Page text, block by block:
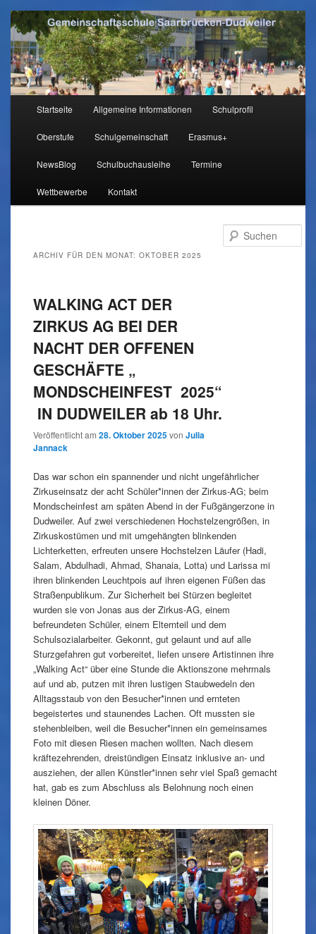
Zum
Inhalt
wechseln
Zum
sekundären
Inhalt
Startseite Allgemeine Informationen Schulprofil
Oberstufe Schulgemeinschaft Erasmus+
NewsBlog Schulbuchausleihe Termine
Wettbewerbe Kontakt
ARCHIV FÜR DEN MONAT: OKTOBER 2025
WALKING ACT DER
ZIRKUS AG BEI DER
NACHT DER OFFENEN
GESCHÄFTE „
MONDSCHEINFEST 2025“
IN DUDWEILER ab 18 Uhr.
Veröffentlicht am 28. Oktober 2025von Julia
Jannack
Das war schon ein spannender und nicht ungefährlicher
Zirkuseinsatz der acht Schüler*innen der Zirkus-AG; beim
Mondscheinfest am späten Abend in der Fußgängerzone in
Dudweiler. Auf zwei verschiedenen Hochstelzengrößen, in
Zirkuskostümen und mit umgehängten blinkenden
Lichterketten, erfreuten unsere Hochstelzen Läufer (Hadi,
Salam, Abdulhadi, Ahmad, Shanaia, Lotta) und Larissa mi
ihren blinkenden Leuchtpois auf ihren eigenen Füßen das
Straßenpublikum. Zur Sicherheit bei Stürzen begleitet
wurden sie von Jonas aus der Zirkus-AG, einem
befreundeten Schüler, einem Elternteil und dem
Schulsozialarbeiter. Gekonnt, gut gelaunt und auf alle
Sturzgefahren gut vorbereitet, liefen unsere Artistinnen ihre
„Walking Act“ über eine Stunde die Aktionszone mehrmals
auf und ab, putzen mit ihren lustigen Staubwedeln den
Alltagsstaub von den Besucher*innen und ernteten
begeistertes und staunendes Lachen. Oft mussten sie
stehenbleiben, weil die Besucher*innen ein gemeinsames
Foto mit diesen Riesen machen wollten. Nach diesem
kräftezehrenden, dreistündigen Einsatz inklusive an- und
ausziehen, der allen Künstler*innen sehr viel Spaß gemacht
hat, gab es zum Abschluss als Belohnung noch einen
kleinen Döner.